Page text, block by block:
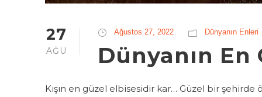
27
AĞU
Ağustos 27, 2022 Dünyanın Enleri
Dünyanın En
Kışın en güzel elbisesidir kar… Güzel bir